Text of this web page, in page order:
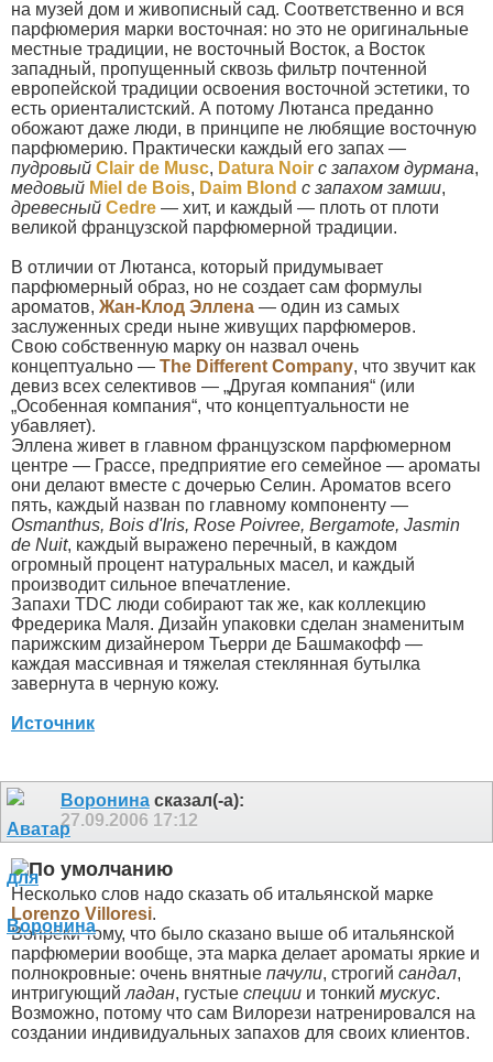
на музей дом и живописный сад. Соответственно и вся
парфюмерия марки восточная: но это не оригинальные
местные традиции, не восточный Восток, а Восток
западный, пропущенный сквозь фильтр почтенной
европейской традиции освоения восточной эстетики, то
есть ориенталистский. А потому Лютанса преданно
обожают даже люди, в принципе не любящие восточную
парфюмерию. Практически каждый его запах —
пудровый Clair de Musc, Datura Noir с запахом дурмана,
медовый Miel de Bois, Daim Blond с запахом замши,
древесный Cedre — хит, и каждый — плоть от плоти
великой французской парфюмерной традиции.
В отличии от Лютанса, который придумывает
парфюмерный образ, но не создает сам формулы
ароматов, Жан-Клод Эллена — один из самых
заслуженных среди ныне живущих парфюмеров.
Свою собственную марку он назвал очень
концептуально — The Different Company, что звучит как
девиз всех селективов — „Другая компания“ (или
„Особенная компания“, что концептуальности не
убавляет).
Эллена живет в главном французском парфюмерном
центре — Грассе, предприятие его семейное — ароматы
они делают вместе с дочерью Селин. Ароматов всего
пять, каждый назван по главному компоненту —
Osmanthus, Bois d'Iris, Rose Poivree, Bergamote, Jasmin
de Nuit, каждый выражено перечный, в каждом
огромный процент натуральных масел, и каждый
производит сильное впечатление.
Запахи TDC люди собирают так же, как коллекцию
Фредерика Маля. Дизайн упаковки сделан знаменитым
парижским дизайнером Тьерри де Башмакофф —
каждая массивная и тяжелая стеклянная бутылка
завернута в черную кожу.
Источник
Воронина сказал(-а):
27.09.2006 17:12
Несколько слов надо сказать об итальянской марке
Lorenzo Villoresi.
Вопреки тому, что было сказано выше об итальянской
парфюмерии вообще, эта марка делает ароматы яркие и
полнокровные: очень внятные пачули, строгий сандал,
интригующийладан, густые специи и тонкий мускус.
Возможно, потому что сам Вилорези натренировался на
создании индивидуальных запахов для своих клиентов.